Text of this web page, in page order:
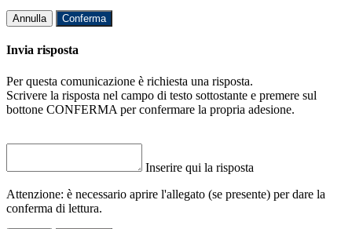
Annulla Conferma
Invia risposta
Per questa comunicazione è richiesta una risposta.
Scrivere la risposta nel campo di testo sottostante e premere sul
bottone CONFERMA per confermare la propria adesione.
Inserire qui la risposta
Attenzione: è necessario aprire l'allegato (se presente) per dare la
conferma di lettura.